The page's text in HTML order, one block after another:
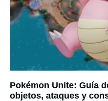
Pokémon Unite: Guía
objetos, ataques y